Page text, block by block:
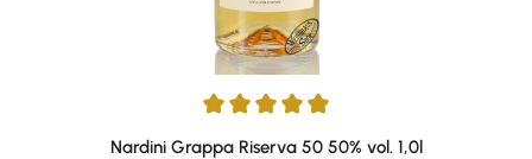
Average rating of 4.9 out of 5 stars
Nardini Grappa Riserva 50 50% vol. 1,0l